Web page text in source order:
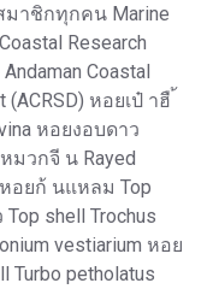
าชิกทุกคน Marine
Research
Coastal
หอยเป๋ าฮื
หอยงอบดาว
มวกจี น Rayed
หอยก้ นแหลม Top
shell Trochus
vestiarium หอย
Turbo petholatus